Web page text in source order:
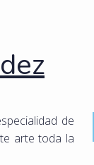
de
arte toda la